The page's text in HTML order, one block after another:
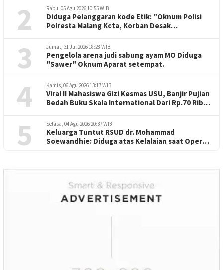
2 Rabu, 05 Agu 2026 10:55 WIB
Diduga Pelanggaran kode Etik: "Oknum Polisi
Polresta Malang Kota, Korban Desak
3 Jumat, 31 Jul 2026 18:28 WIB
Pengelola arena judi sabung ayam MO Diduga
"Sawer" Oknum Aparat setempat.
4 Kamis, 06 Agu 2026 13:17 WIB
Viral !! Mahasiswa Gizi Kesmas USU, Banjir Pujian
Bedah Buku Skala International Dari Rp.70 Ribu
5 Selasa, 04 Agu 2026 20:37 WIB
Keluarga Tuntut RSUD dr. Mohammad
Soewandhie: Diduga atas Kelalaian saat Operasi